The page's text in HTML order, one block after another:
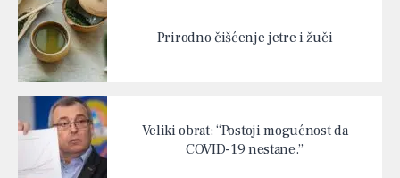
Prirodno čišćenje jetre i žuči
Veliki obrat: “Postoji mogućnost da
COVID-19 nestane.”